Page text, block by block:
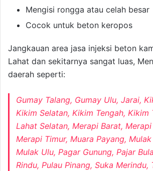
Mengisi rongga atau celah besar
Cocok untuk beton keropos
Jangkauan area jasa injeksi beton
Lahat dan sekitarnya sangat luas,
daerah seperti:
Gumay Talang, Gumay Ulu, Jarai,
Kikim Selatan, Kikim Tengah, Kikim
Lahat Selatan, Merapi Barat, Merapi
Merapi Timur, Muara Payang,
Mulak Ulu, Pagar Gunung, Pajar
Rindu, Pulau Pinang, Suka Merindu,